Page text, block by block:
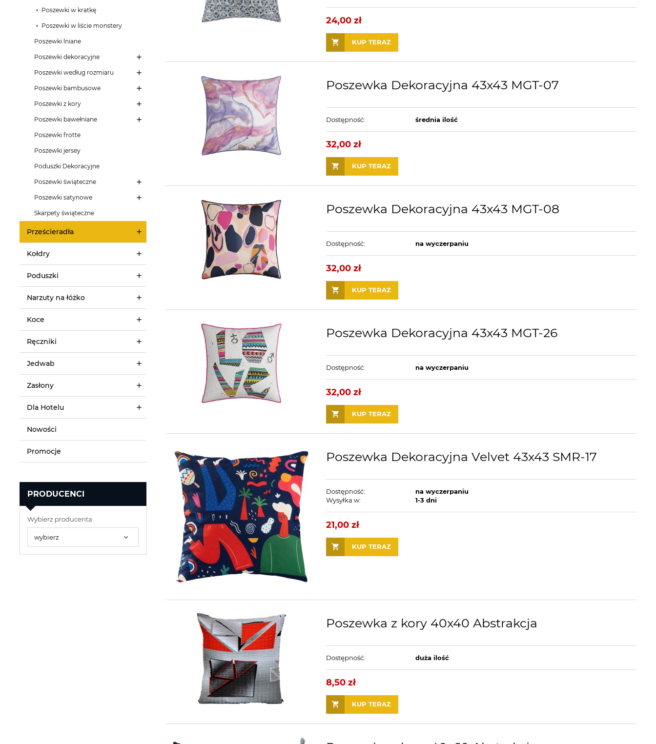
Poszewki w kratkę
Poszewki w liście monstery
Poszewki lniane
Poszewki dekoracyjne
Poszewki według rozmiaru
Poszewki bambusowe
Poszewki z kory
Poszewki bawełniane
Poszewki frotte
Poszewki jersey
Poduszki Dekoracyjne
Poszewki świąteczne
Poszewki satynowe
Skarpety świąteczne
Prześcieradła
Kołdry
Poduszki
Narzuty na łóżko
Koce
Ręczniki
Jedwab
Zasłony
Dla Hotelu
Nowości
Promocje
PRODUCENCI
Wybierz producenta
24,00 zł
KUP TERAZ
Poszewka Dekoracyjna 43x43 MGT-07
Dostępność: średnia ilość
32,00 zł
KUP TERAZ
Poszewka Dekoracyjna 43x43 MGT-08
Dostępność: na wyczerpaniu
32,00 zł
KUP TERAZ
Poszewka Dekoracyjna 43x43 MGT-26
Dostępność: na wyczerpaniu
32,00 zł
KUP TERAZ
Poszewka Dekoracyjna Velvet 43x43 SMR-17
Dostępność:
na wyczerpaniu
Wysyłka w:
1-3 dni
21,00 zł
KUP TERAZ
Poszewka z kory 40x40 Abstrakcja
Dostępność: duża ilość
8,50 zł
KUP TERAZ